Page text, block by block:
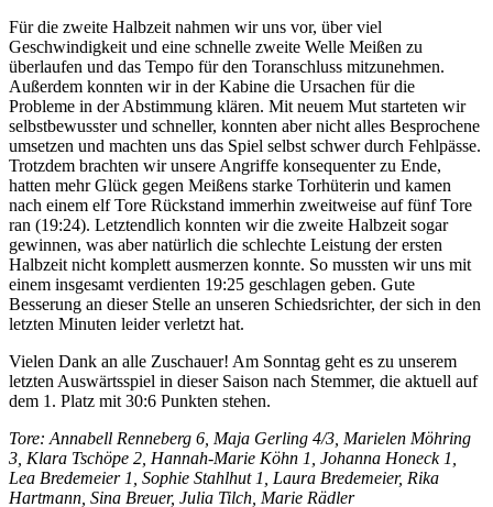
Für die zweite Halbzeit nahmen wir uns vor, über viel
Geschwindigkeit und eine schnelle zweite Welle Meißen zu
überlaufen und das Tempo für den Toranschluss mitzunehmen.
Außerdem konnten wir in der Kabine die Ursachen für die
Probleme in der Abstimmung klären. Mit neuem Mut starteten wir
selbstbewusster und schneller, konnten aber nicht alles Besprochene
umsetzen und machten uns das Spiel selbst schwer durch Fehlpässe.
Trotzdem brachten wir unsere Angriffe konsequenter zu Ende,
hatten mehr Glück gegen Meißens starke Torhüterin und kamen
nach einem elf Tore Rückstand immerhin zweitweise auf fünf Tore
ran (19:24). Letztendlich konnten wir die zweite Halbzeit sogar
gewinnen, was aber natürlich die schlechte Leistung der ersten
Halbzeit nicht komplett ausmerzen konnte. So mussten wir uns mit
einem insgesamt verdienten 19:25 geschlagen geben. Gute
Besserung an dieser Stelle an unseren Schiedsrichter, der sich in den
letzten Minuten leider verletzt hat.
Vielen Dank an alle Zuschauer! Am Sonntag geht es zu unserem
letzten Auswärtsspiel in dieser Saison nach Stemmer, die aktuell auf
dem 1. Platz mit 30:6 Punkten stehen.
Tore: Annabell Renneberg 6, Maja Gerling 4/3, Marielen Möhring
3, Klara Tschöpe 2, Hannah-Marie Köhn 1, Johanna Honeck 1,
Lea Bredemeier 1, Sophie Stahlhut 1, Laura Bredemeier, Rika
Hartmann, Sina Breuer, Julia Tilch, Marie Rädler